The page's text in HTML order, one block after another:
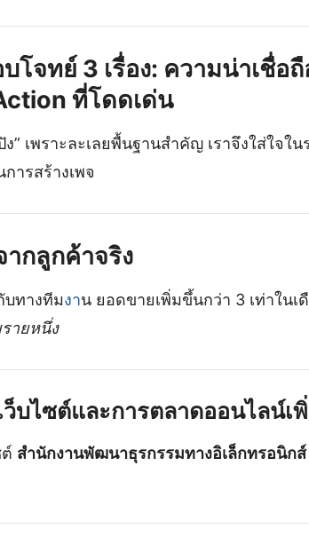
โจทย์ 3 เรื่อง: ความน่าเชื่อ
ที่โดดเด่น
” เพราะละเลยพื้นฐานสำคัญ เราจึงใส่ใจใ
ารสร้างเพจ
กลูกค้าจริง
บทางทีมงาน ยอดขายเพิ่มขึ้นกว่า 3 เท่าในเ
ายหนึ่ง
บไซต์และการตลาดออนไลน์เ
สำนักงานพัฒนาธุรกรรมทางอิเล็กทรอนิกส์